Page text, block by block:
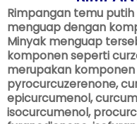
Rimpangan temu putih
menguap dengan
Minyak menguap
komponen seperti
merupakan
pyrocurcuzerenone,
epicurcumenol,
isocurcumenol,